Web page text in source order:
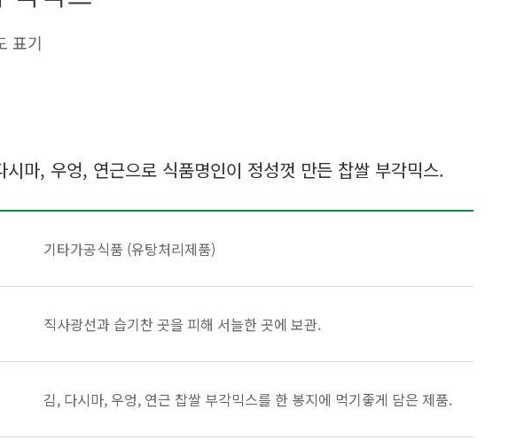
표기
시마, 우엉, 연근으로 식품명인이 정성껏 만든 찹쌀 부각믹스.
기타가공식품 (유탕처리제품)
직사광선과 습기찬 곳을 피해 서늘한 곳에 보관.
김, 다시마, 우엉, 연근 찹쌀 부각믹스를 한 봉지에 먹기좋게 담은 제품.